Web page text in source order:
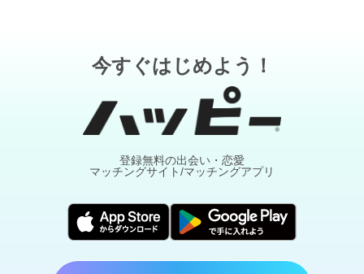
今すぐはじめよう！
登録無料の出会い・恋愛
マッチングサイト/マッチングアプリ